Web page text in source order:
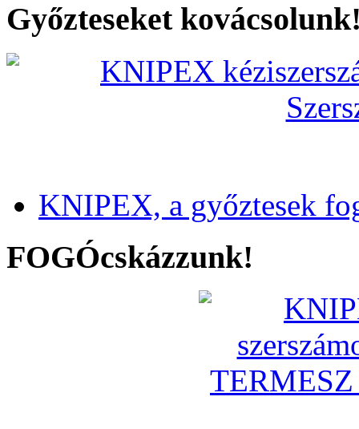
Győzteseket
KNIPEX, a győztesek
FOGÓcskázzunk!